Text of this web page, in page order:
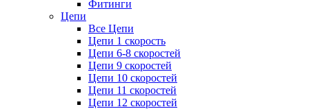
Фитинги
Цепи
Все Цепи
Цепи 1 скорость
Цепи 6-8 скоростей
Цепи 9 скоростей
Цепи 10 скоростей
Цепи 11 скоростей
Цепи 12 скоростей